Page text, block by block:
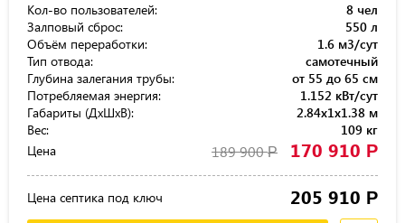
Кол-во пользователей:
8 чел
Залповый сброс:
550 л
Объём переработки:
1.6 м3/сут
Тип отвода:
самотечный
Глубина залегания трубы:
от 55 до 65 см
Потребляемая энергия:
1.152 кВт/сут
Габариты (ДхШхВ):
2.84x1x1.38 м
Вес:
109 кг
Цена
189 900Р 170 910 Р
Цена септика под ключ 205 910 Р